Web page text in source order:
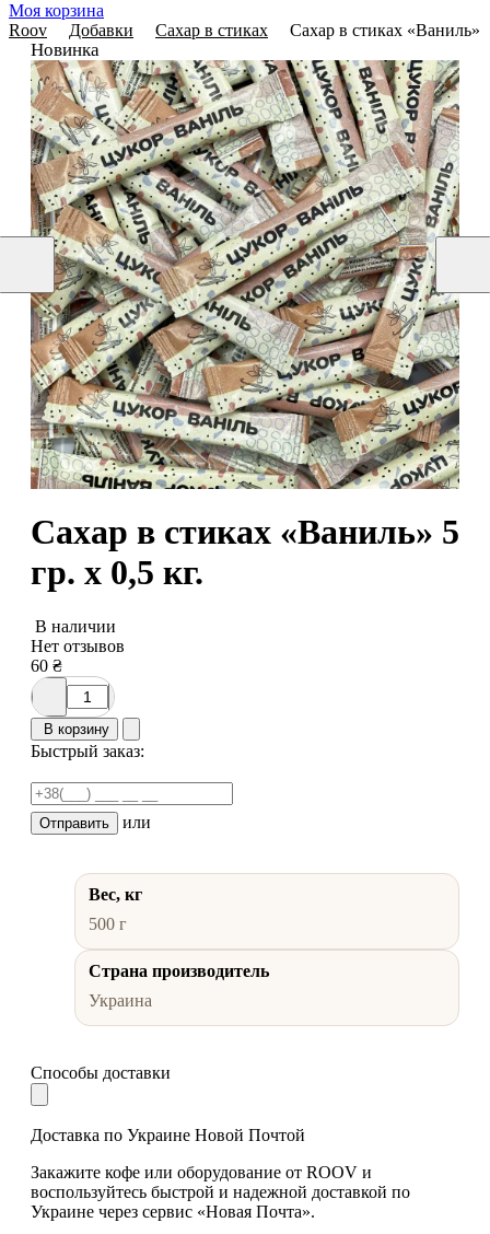
Моя корзина
Roov
Добавки Сахар в стиках Сахар в стиках «Ваниль»
Новинка
Сахар в стиках «Ваниль» 5
гр. х 0,5 кг.
В наличии
Нет отзывов
60 ₴
В корзину
Быстрый заказ:
Отправить или
Вес, кг
500 г
Страна производитель
Украина
Способы доставки
Доставка по Украине Новой Почтой
Закажите кофе или оборудование от ROOV и
воспользуйтесь быстрой и надежной доставкой по
Украине через сервис «Новая Почта».